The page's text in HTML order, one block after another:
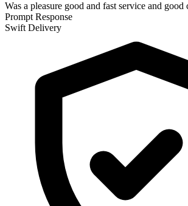
Was a pleasure good and fast service and good
Prompt Response
Swift Delivery